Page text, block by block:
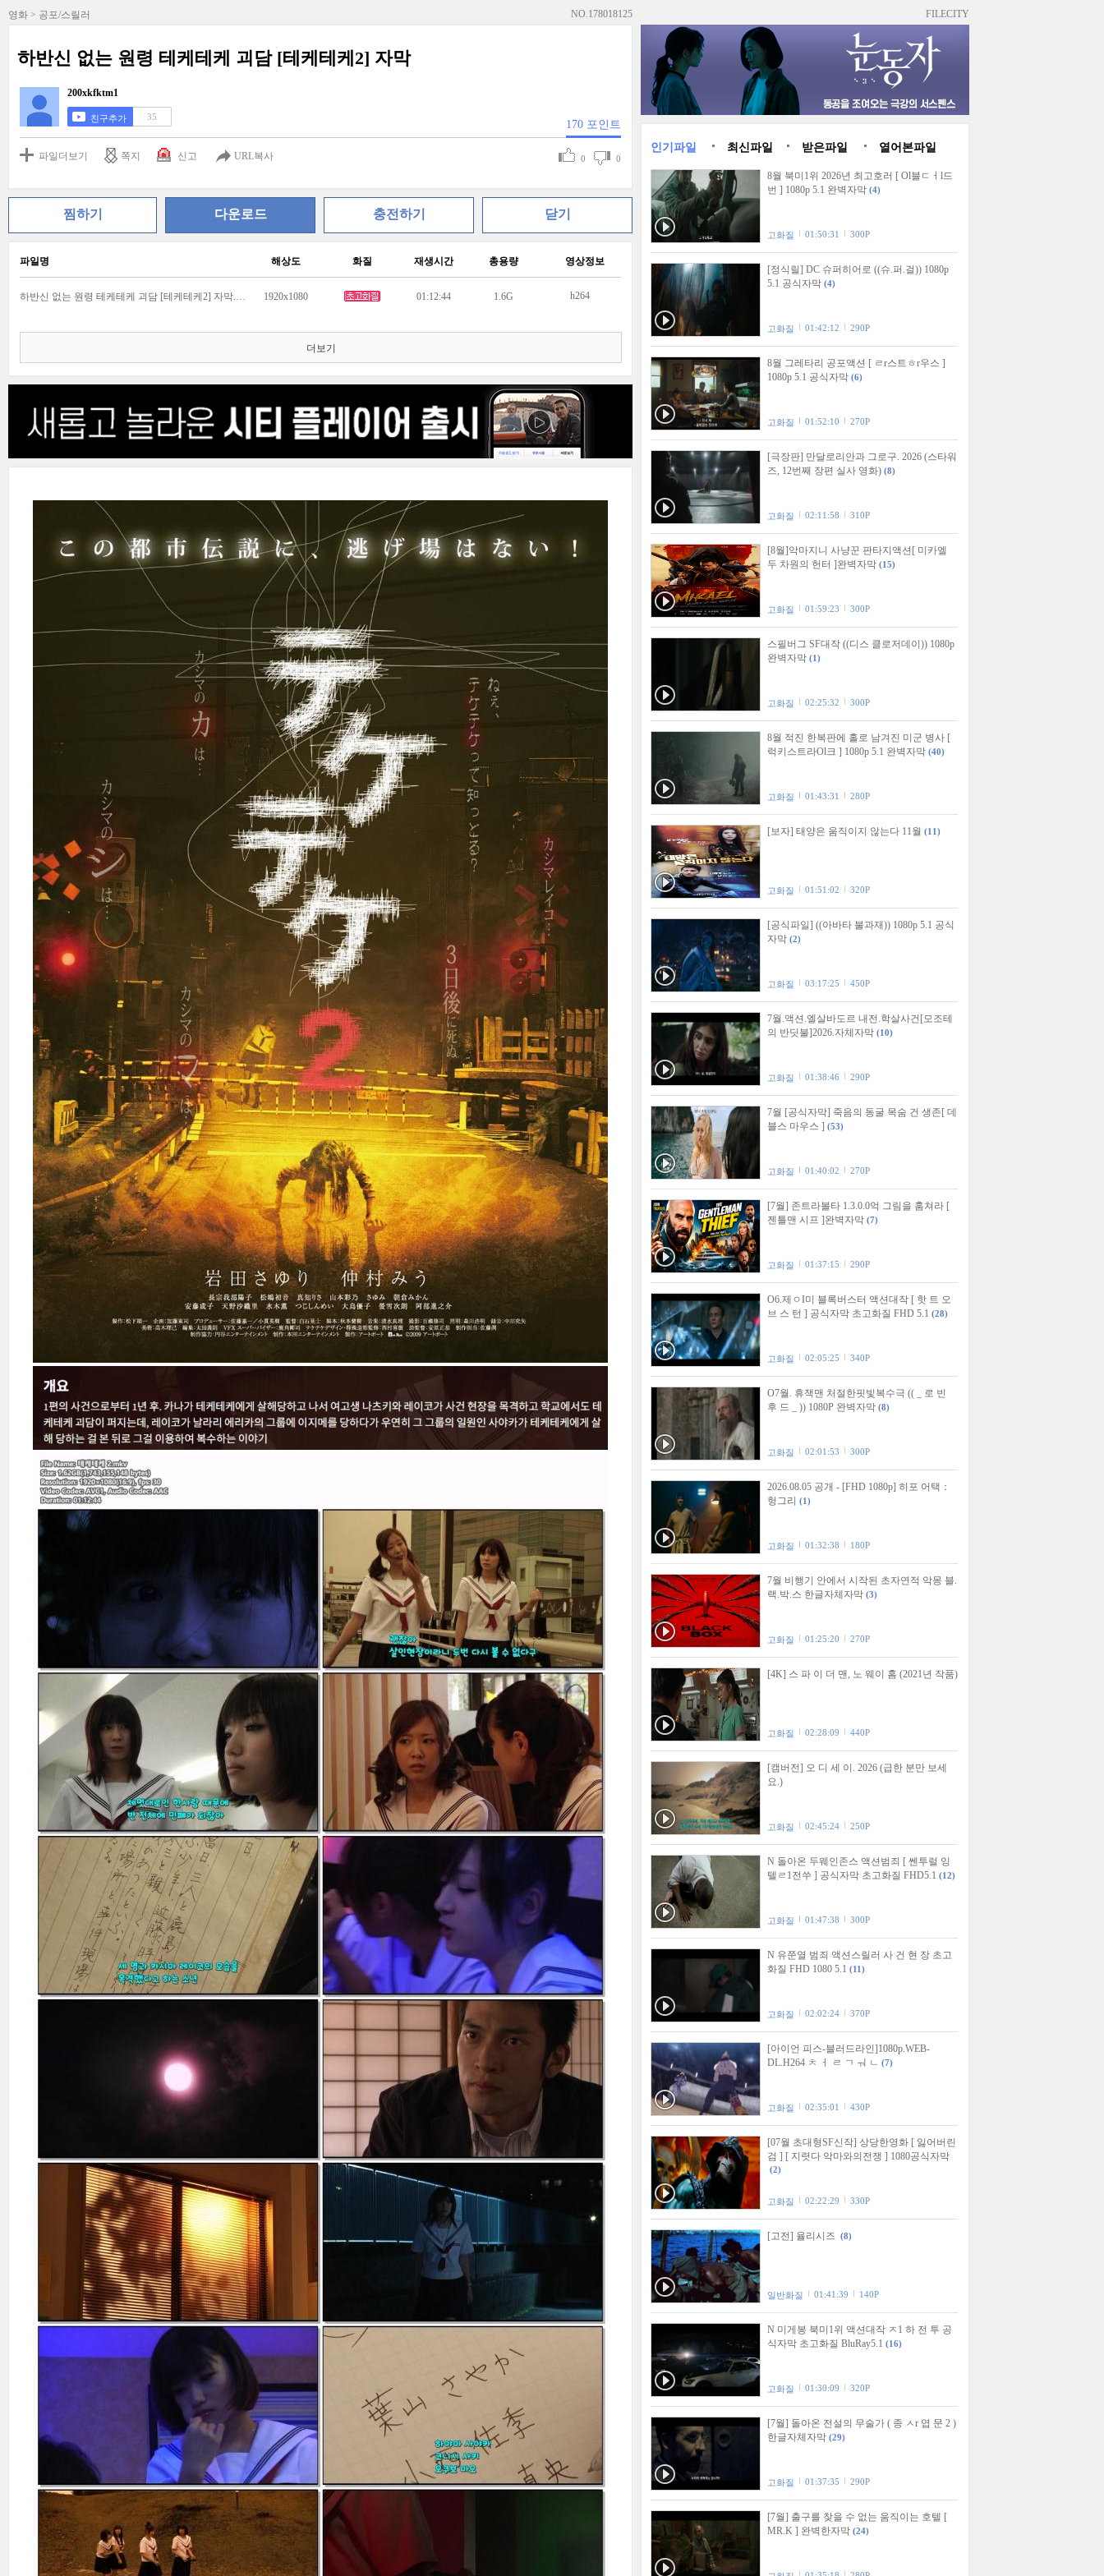
영화 > 공포/스릴러 NO.178018125
하반신 없는 원령 테케테케 괴담 [테케테케2] 자막
200xkfktm1
친구추가 35
170 포인트
파일더보기 쪽지 신고 URL복사 0 0
찜하기 다운로드 충전하기 닫기
파일명 해상도 화질 재생시간 총용량 영상정보
하반신 없는 원령 테케테케 괴담 [테케테케2] 자막.mkv 1920x1080 01:12:44 1.6G h264
더보기
FILECITY
인기파일 최신파일 받은파일 열어본파일
8월 북미1위 2026년 최고호러 [ Ol블ㄷㅓl드
번 ] 1080p 5.1 완벽자막 (4)
고화질 01:50:31 300P
[정식릴] DC 슈퍼히어로 ((슈.퍼.걸)) 1080p
5.1 공식자막 (4)
고화질 01:42:12 290P
8월 그레타리 공포액션 [ ㄹr스트ㅎr우스 ]
1080p 5.1 공식자막 (6)
고화질 01:52:10 270P
[극장판] 만달로리안과 그로구. 2026 (스타워
즈, 12번째 장편 실사 영화) (8)
고화질 02:11:58 310P
[8월]악마지니 사냥꾼 판타지액션[ 미카엘
두 차원의 헌터 ]완벽자막 (15)
고화질 01:59:23 300P
스필버그 SF대작 ((디스 클로저데이)) 1080p
완벽자막 (1)
고화질 02:25:32 300P
8월 적진 한복판에 홀로 남겨진 미군 병사 [
럭키스트라Ol크 ] 1080p 5.1 완벽자막 (40)
고화질 01:43:31 280P
[보자] 태양은 움직이지 않는다 11월 (11)
고화질 01:51:02 320P
[공식파일] ((아바타 불과재)) 1080p 5.1 공식
자막 (2)
고화질 03:17:25 450P
7월.액션.엘살바도르 내전.학살사건[모조테
의 반딧불]2026.자체자막 (10)
고화질 01:38:46 290P
7월 [공식자막] 죽음의 동굴 목숨 건 생존[ 데
블스 마우스 ] (53)
고화질 01:40:02 270P
[7월] 존트라볼타 1.3.0.0억 그림을 훔쳐라 [
젠틀맨 시프 ]완벽자막 (7)
고화질 01:37:15 290P
O6.제ㅇI미 블록버스터 액션대작 [ 핫 트 오
브 스 턴 ] 공식자막 초고화질 FHD 5.1 (28)
고화질 02:05:25 340P
O7월. 휴잭맨 처절한핏빛복수극 (( _ 로 빈
후 드 _ )) 1080P 완벽자막 (8)
고화질 02:01:53 300P
2026.08.05 공개 - [FHD 1080p] 히포 어택：
헝그리 (1)
고화질 01:32:38 180P
7월 비행기 안에서 시작된 초자연적 악몽 블.
랙.박.스 한글자체자막 (3)
고화질 01:25:20 270P
[4K] 스 파 이 더 맨, 노 웨이 홈 (2021년 작품)
고화질 02:28:09 440P
[캠버전] 오 디 세 이. 2026 (급한 분만 보세
요.)
고화질 02:45:24 250P
N 돌아온 두웨인존스 액션범죄 [ 쎈투럴 잉
텔ㄹ1전쑤 ] 공식자막 초고화질 FHD5.1 (12)
고화질 01:47:38 300P
N 유쭌열 범죄 액션스릴러 사 건 현 장 초고
화질 FHD 1080 5.1 (11)
고화질 02:02:24 370P
[아이언 피스-블러드라인]1080p.WEB-
DL.H264 ㅊ ㅓ ㄹ ㄱ ㅝ ㄴ (7)
고화질 02:35:01 430P
[07월 초대형SF신작] 상당한영화 [ 잃어버린
검 ] [ 지렷다 악마와의전쟁 ] 1080공식자막
(2)
고화질 02:22:29 330P
[고전] 율리시즈 (8)
일반화질 01:41:39 140P
N 미게봉 북미1위 액션대작 ㅈ1 하 전 투 공
식자막 초고화질 BluRay5.1 (16)
고화질 01:30:09 320P
[7월] 돌아온 전설의 무술가 ( 종 ㅅr 엽 문 2 )
한글자체자막 (29)
고화질 01:37:35 290P
[7월] 출구를 찾을 수 없는 움직이는 호텔 [
MR.K ] 완벽한자막 (24)